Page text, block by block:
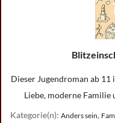
Dieser Jugendroman ab 11
Liebe, moderne Familie
Kategorie(n): Anders sein,